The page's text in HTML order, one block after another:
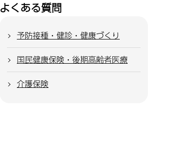
よくある質問
予防接種・健診・健康づくり
国民健康保険・後期高齢者医療
介護保険